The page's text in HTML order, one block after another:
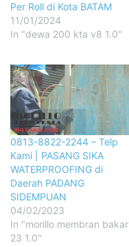
Per Roll di Kota BATAM
11/01/2024
In "dewa 200 kta v8 1.0"
0813-8822-2244 – Telp
Kami | PASANG SIKA
WATERPROOFING di
Daerah PADANG
SIDEMPUAN
04/02/2023
In "morillo membran bakar
23 1.0"